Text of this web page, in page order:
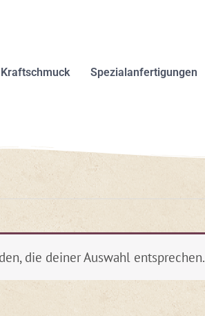
Kraftschmuck Spezialanfertigungen
die deiner Auswahl entsprechen.